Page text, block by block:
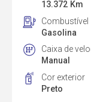
13.372 Km
Combustível
Gasolina
Caixa de
Manual
Cor exterior
Preto